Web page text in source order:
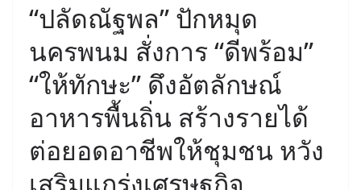
“ปลัดณัฐพล” ปักหมุด
นครพนม สั่งการ “ดีพร้อม”
“ให้ทักษะ” ดึงอัตลักษณ์
อาหารพื้นถิ่น สร้างรายได้
ต่อยอดอาชีพให้ชุมชน หวัง